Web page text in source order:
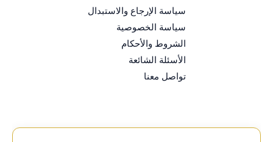
سياسة الإرجاع والاستبدال
سياسة الخصوصية
الشروط والأحكام
الأسئلة الشائعة
تواصل معنا